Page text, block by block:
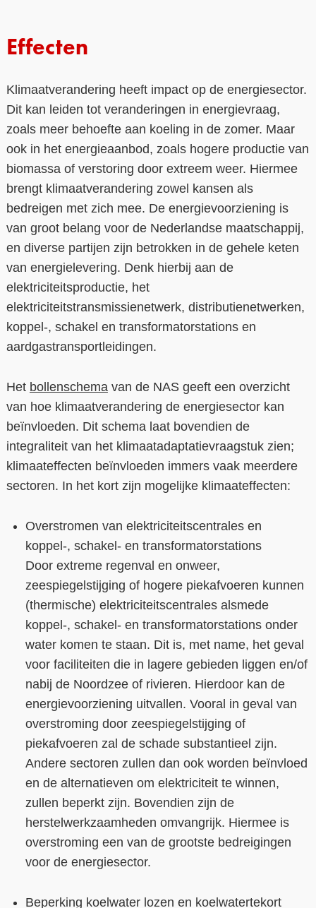
Effecten
Klimaatverandering heeft impact op de energiesector.
Dit kan leiden tot veranderingen in energievraag,
zoals meer behoefte aan koeling in de zomer. Maar
ook in het energieaanbod, zoals hogere productie van
biomassa of verstoring door extreem weer. Hiermee
brengt klimaatverandering zowel kansen als
bedreigen met zich mee. De energievoorziening is
van groot belang voor de Nederlandse maatschappij,
en diverse partijen zijn betrokken in de gehele keten
van energielevering. Denk hierbij aan de
elektriciteitsproductie, het
elektriciteitstransmissienetwerk, distributienetwerken,
koppel-, schakel en transformatorstations en
aardgastransportleidingen.
Het bollenschemavan de NAS geeft een overzicht
van hoe klimaatverandering de energiesector kan
beïnvloeden. Dit schema laat bovendien de
integraliteit van het klimaatadaptatievraagstuk zien;
klimaateffecten beïnvloeden immers vaak meerdere
sectoren. In het kort zijn mogelijke klimaateffecten:
Overstromen van elektriciteitscentrales en
koppel-, schakel- en transformatorstations
Door extreme regenval en onweer,
zeespiegelstijging of hogere piekafvoeren kunnen
(thermische) elektriciteitscentrales alsmede
koppel-, schakel- en transformatorstations onder
water komen te staan. Dit is, met name, het geval
voor faciliteiten die in lagere gebieden liggen en/of
nabij de Noordzee of rivieren. Hierdoor kan de
energievoorziening uitvallen. Vooral in geval van
overstroming door zeespiegelstijging of
piekafvoeren zal de schade substantieel zijn.
Andere sectoren zullen dan ook worden beïnvloed
en de alternatieven om elektriciteit te winnen,
zullen beperkt zijn. Bovendien zijn de
herstelwerkzaamheden omvangrijk. Hiermee is
overstroming een van de grootste bedreigingen
voor de energiesector.
Beperking koelwater lozen en koelwatertekort
LIFE-IP Klimaatadaptatie
Weerbaar Dommelland